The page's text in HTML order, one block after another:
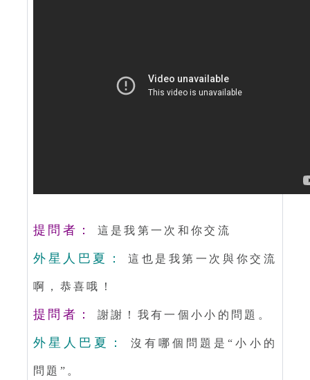
提問者： 這是我第一次和你交流
外星人巴夏： 這也是我第一次與你交流
啊，恭喜哦！
提問者： 謝謝！我有一個小小的問題。
外星人巴夏： 沒有哪個問題是“小小的
問題”。